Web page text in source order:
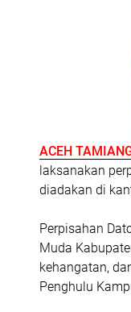
ACEH
laksanakan
diadakan di
Perpisahan
Muda
kehangatan,
Penghulu